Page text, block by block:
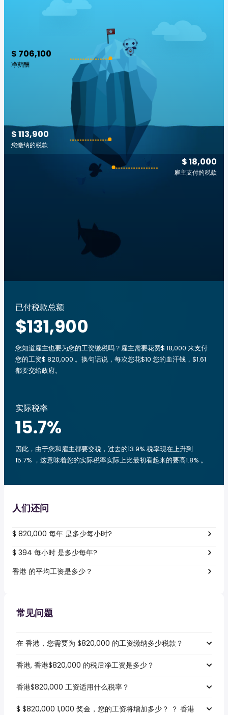
$ 706,100
净薪酬
$ 18,000
雇主支付的税款
$ 113,900
您缴纳的税款
已付税款总额
$131,900
您知道雇主也要为您的工资缴税吗？雇主需要花费$ 18,000 来支付
您的工资$ 820,000 。换句话说，每次您花$10 您的血汗钱，$1.61
都要交给政府。
实际税率
15.7%
因此，由于您和雇主都要交税，过去的13.9% 税率现在上升到
15.7% ，这意味着您的实际税率实际上比最初看起来的要高1.8% 。
人们还问
$ 820,000 每年 是多少每小时?
$ 394 每小时 是多少每年?
香港 的平均工资是多少？
常见问题
在 香港，您需要为 $820,000 的工资缴纳多少税款？
香港, 香港$820,000 的税后净工资是多少？
香港$820,000 工资适用什么税率？
$ $820,000 1,000 奖金，您的工资将增加多少？ ？ 香港